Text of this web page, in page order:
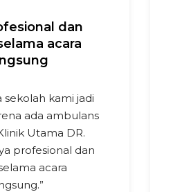
dan
acara
sekolah kami jadi
ada ambulans
Utama DR.
profesional dan
acara